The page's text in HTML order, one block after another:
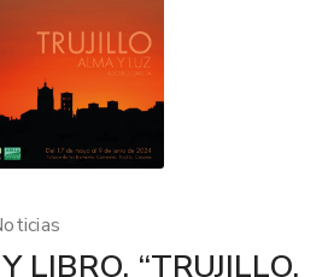
LIBRO, “TRUJILLO,